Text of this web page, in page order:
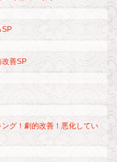
SP
改善SP
グ！劇的改善！悪化してい